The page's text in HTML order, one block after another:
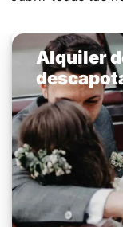
Alquiler